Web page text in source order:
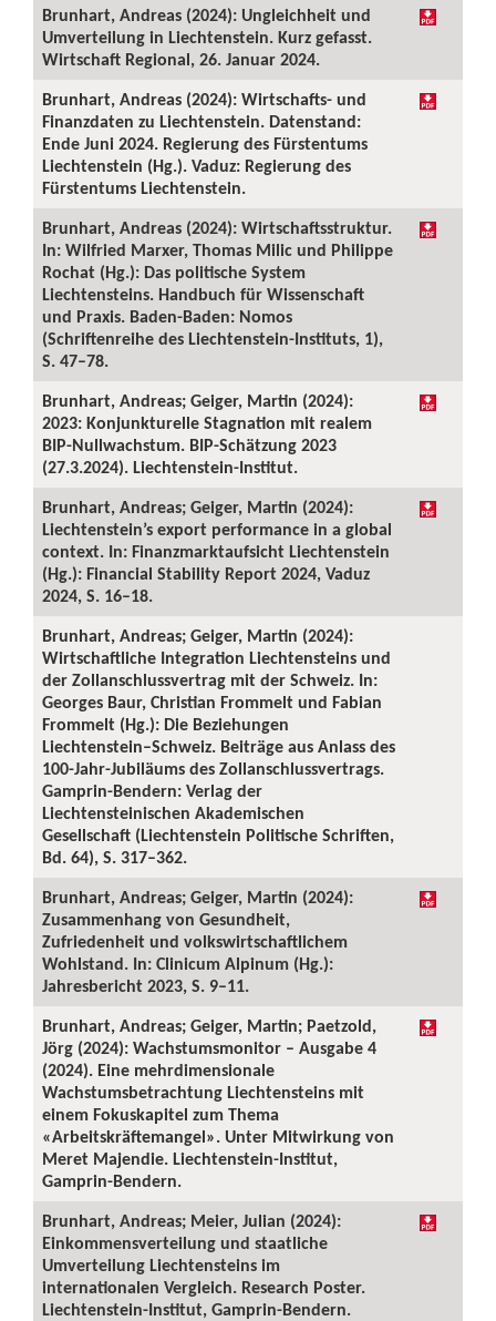
Brunhart, Andreas (2024): Ungleichheit und
Umverteilung in Liechtenstein. Kurz gefasst.
Wirtschaft Regional, 26. Januar 2024.
Brunhart, Andreas (2024): Wirtschafts- und
Finanzdaten zu Liechtenstein. Datenstand:
Ende Juni 2024. Regierung des Fürstentums
Liechtenstein (Hg.). Vaduz: Regierung des
Fürstentums Liechtenstein.
Brunhart, Andreas (2024): Wirtschaftsstruktur.
In: Wilfried Marxer, Thomas Milic und Philippe
Rochat (Hg.): Das politische System
Liechtensteins. Handbuch für Wissenschaft
und Praxis. Baden-Baden: Nomos
(Schriftenreihe des Liechtenstein-Instituts, 1),
S. 47–78.
Brunhart, Andreas; Geiger, Martin (2024):
2023: Konjunkturelle Stagnation mit realem
BIP-Nullwachstum. BIP-Schätzung 2023
(27.3.2024). Liechtenstein-Institut.
Brunhart, Andreas; Geiger, Martin (2024):
Liechtenstein’s export performance in a global
context. In: Finanzmarktaufsicht Liechtenstein
(Hg.): Financial Stability Report 2024, Vaduz
2024, S. 16–18.
Brunhart, Andreas; Geiger, Martin (2024):
Wirtschaftliche Integration Liechtensteins und
der Zollanschlussvertrag mit der Schweiz. In:
Georges Baur, Christian Frommelt und Fabian
Frommelt (Hg.): Die Beziehungen
Liechtenstein–Schweiz. Beiträge aus Anlass des
100-Jahr-Jubiläums des Zollanschlussvertrags.
Gamprin-Bendern: Verlag der
Liechtensteinischen Akademischen
Gesellschaft (Liechtenstein Politische Schriften,
Bd. 64), S. 317–362.
Brunhart, Andreas; Geiger, Martin (2024):
Zusammenhang von Gesundheit,
Zufriedenheit und volkswirtschaftlichem
Wohlstand. In: Clinicum Alpinum (Hg.):
Jahresbericht 2023, S. 9–11.
Brunhart, Andreas; Geiger, Martin; Paetzold,
Jörg (2024): Wachstumsmonitor – Ausgabe 4
(2024). Eine mehrdimensionale
Wachstumsbetrachtung Liechtensteins mit
einem Fokuskapitel zum Thema
«Arbeitskräftemangel». Unter Mitwirkung von
Meret Majendie. Liechtenstein-Institut,
Gamprin-Bendern.
Brunhart, Andreas; Meier, Julian (2024):
Einkommensverteilung und staatliche
Umverteilung Liechtensteins im
internationalen Vergleich. Research Poster.
Liechtenstein-Institut, Gamprin-Bendern.